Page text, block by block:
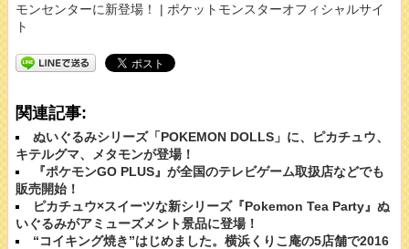
モンセンターに新登場！ | ポケットモンスターオフィシャルサイ
ト
関連記事:
ぬいぐるみシリーズ「POKEMON DOLLS」に、ピカチュウ、
キテルグマ、メタモンが登場！
『ポケモンGO PLUS』が全国のテレビゲーム取扱店などでも
販売開始！
ピカチュウ×スイーツな新シリーズ『Pokemon Tea Party』ぬ
いぐるみがアミューズメント景品に登場！
“コイキング焼き”はじめました。横浜くりこ庵の5店舗で2016